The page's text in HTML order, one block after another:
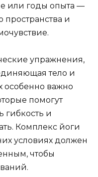
или годы опыта —
пространства и
упражнения,
тело и
особенно важно
помогут
и
Комплекс йоги
условиях должен
чтобы